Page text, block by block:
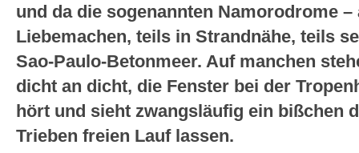
und da die sogenannten Namorodrome
Liebemachen, teils in Strandnähe, teils
Sao-Paulo-Betonmeer. Auf manchen
dicht an dicht, die Fenster bei der
hört und sieht zwangsläufig ein bißchen
Trieben freien Lauf lassen.